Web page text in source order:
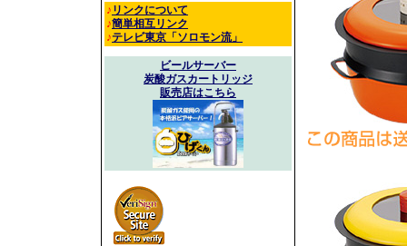
♪ リンクについて
♪簡単相互リンク
♪テレビ東京「ソロモン流」
ビールサーバー
炭酸ガスカートリッジ
販売店はこちら